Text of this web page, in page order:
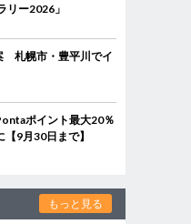
リー2026」
札幌市・豊平川でイ
ポイント最大20％
9月30日まで】
もっと見る